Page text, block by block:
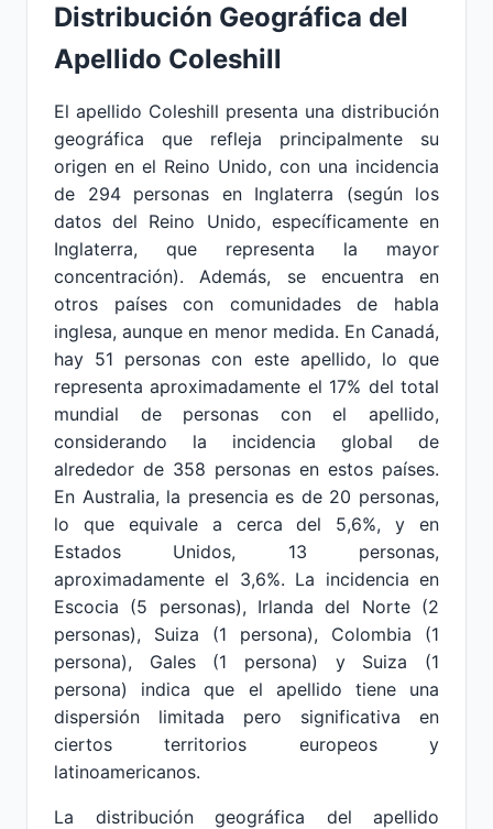
Distribución Geográfica del
Apellido Coleshill
El apellido Coleshill presenta una distribución
geográfica que refleja principalmente su
origen en el Reino Unido, con una incidencia
de 294 personas en Inglaterra (según los
datos del Reino Unido, específicamente en
Inglaterra, que representa la mayor
concentración). Además, se encuentra en
otros países con comunidades de habla
inglesa, aunque en menor medida. En Canadá,
hay 51 personas con este apellido, lo que
representa aproximadamente el 17% del total
mundial de personas con el apellido,
considerando la incidencia global de
alrededor de 358 personas en estos países.
En Australia, la presencia es de 20 personas,
lo que equivale a cerca del 5,6%, y en
Estados Unidos, 13 personas,
aproximadamente el 3,6%. La incidencia en
Escocia (5 personas), Irlanda del Norte (2
personas), Suiza (1 persona), Colombia (1
persona), Gales (1 persona) y Suiza (1
persona) indica que el apellido tiene una
dispersión limitada pero significativa en
ciertos territorios europeos y
latinoamericanos.
La distribución geográfica del apellido